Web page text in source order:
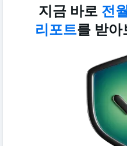
지금 바로 전
리포트를 받